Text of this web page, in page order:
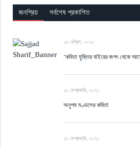
জনপ্রিয় সর্বশেষ প্রকাশিত
১৬ এপ্রিল, ২০২১
‘কবিতা যুক্তির বাইরের জগৎ থেকে
২১ ফেব্রুয়ারি, ২০২১
অনুপম মণ্ডলের কবিতা
২১ ফেব্রুয়ারি, ২০২১